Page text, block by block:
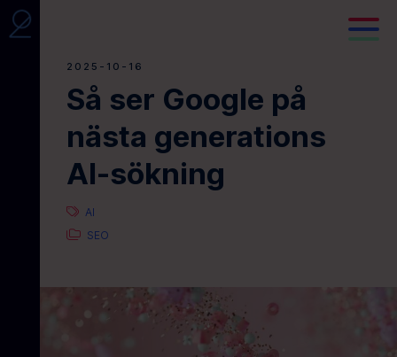
2025-10-16
Så ser Google på
nästa generations
AI-sökning
AI
SEO